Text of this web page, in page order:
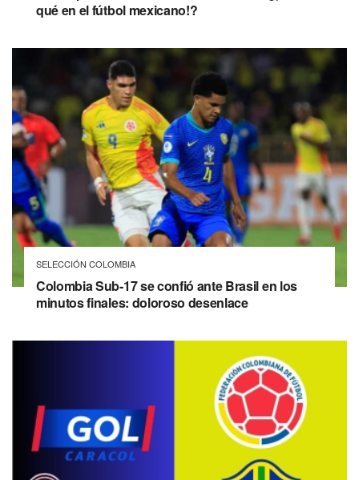
qué en el fútbol mexicano!?
SELECCIÓN COLOMBIA
Colombia Sub-17 se confió ante Brasil en los
minutos finales: doloroso desenlace